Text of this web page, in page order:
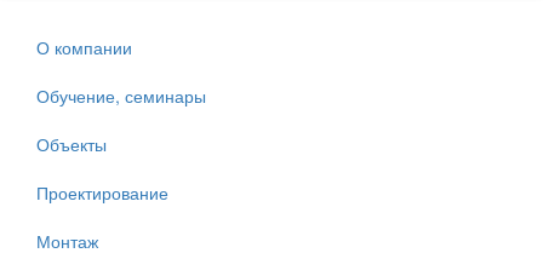
О компании
Обучение, семинары
Объекты
Проектирование
Монтаж